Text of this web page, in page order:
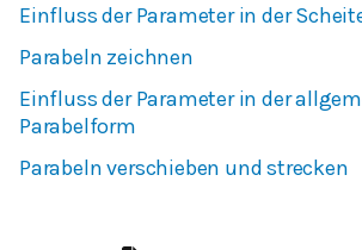
Einfluss der Parameter in der
Parabeln zeichnen
Einfluss der Parameter in der
Parabelform
Parabeln verschieben und strecken